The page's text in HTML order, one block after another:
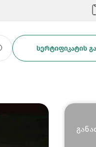
ᲡᲔᲠᲢᲘᲤᲘᲙᲐᲢᲘᲡ